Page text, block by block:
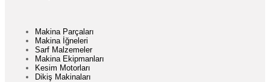
Makina Parçaları
Makina İğneleri
Sarf Malzemeler
Makina Ekipmanları
Kesim Motorları
Dikiş Makinaları